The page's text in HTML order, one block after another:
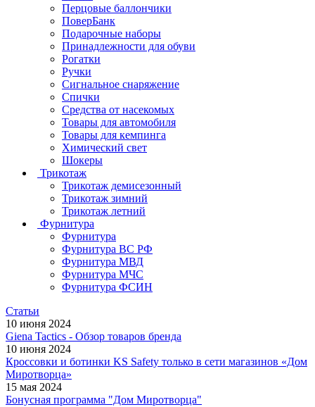
Перцовые баллончики
ПоверБанк
Подарочные наборы
Принадлежности для обуви
Рогатки
Ручки
Сигнальное снаряжение
Спички
Средства от насекомых
Товары для автомобиля
Товары для кемпинга
Химический свет
Шокеры
Трикотаж
Трикотаж демисезонный
Трикотаж зимний
Трикотаж летний
Фурнитура
Фурнитура
Фурнитура ВС РФ
Фурнитура МВД
Фурнитура МЧС
Фурнитура ФСИН
Статьи
10 июня 2024
Giena Tactics - Обзор товаров бренда
10 июня 2024
Кроссовки и ботинки KS Safety только в сети магазинов «Дом
Миротворца»
15 мая 2024
Бонусная программа "Дом Миротворца"